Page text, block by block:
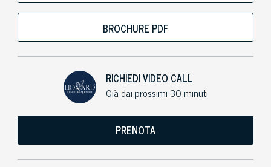
BROCHURE PDF
RICHIEDI VIDEO CALL
Già dai prossimi 30 minuti
PRENOTA